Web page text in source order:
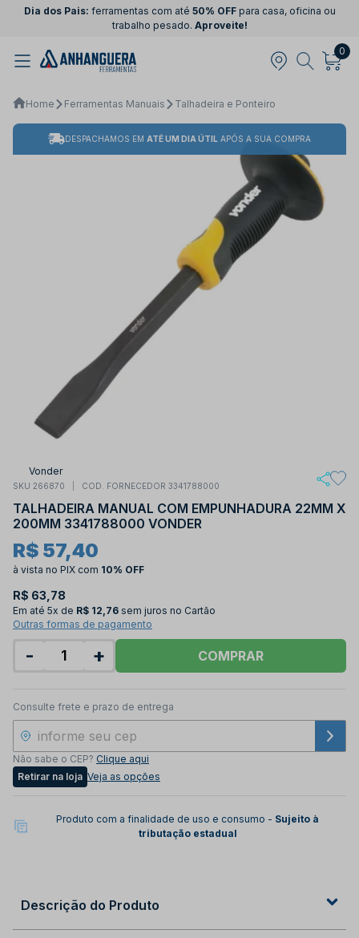
Dia dos Pais: ferramentas com até 50% OFFpara casa, oficina ou
trabalho pesado. Aproveite!
0
Home Ferramentas Manuais Talhadeira e Ponteiro
DESPACHAMOS EM ATÉ UM DIA ÚTIL APÓS A SUA COMPRA
Vonder
SKU 266870 COD. FORNECEDOR 3341788000
TALHADEIRA MANUAL COM EMPUNHADURA 22MM X
200MM 3341788000 VONDER
R$ 57,40
à vista no PIX com 10% OFF
R$ 63,78
Em até 5x de R$ 12,76 sem juros no Cartão
Outras formas de pagamento
- + COMPRAR
Consulte frete e prazo de entrega
Não sabe o CEP? Clique aqui
Retirar na loja Veja as opções
Produto com a finalidade de uso e consumo - Sujeito à
tributação estadual
Descrição do Produto